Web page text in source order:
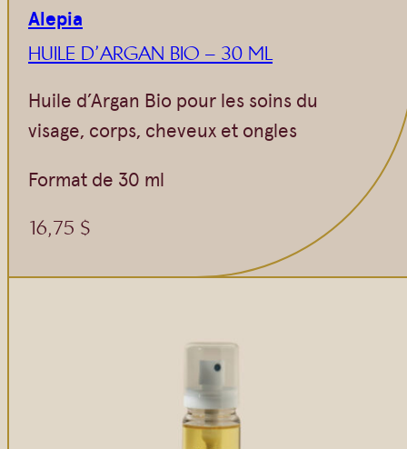
Alepia
HUILE D’ARGAN BIO – 30 ML
Huile d’Argan Bio pour les soins du
visage, corps, cheveux et ongles
Format de 30 ml
16,75 $